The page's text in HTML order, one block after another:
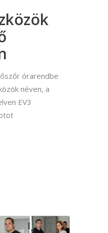
órarendbe
néven, a
EV3